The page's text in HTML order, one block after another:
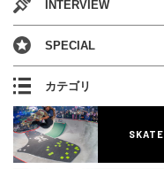
INTERVIEW
SPECIAL
カテゴリ
SKATE